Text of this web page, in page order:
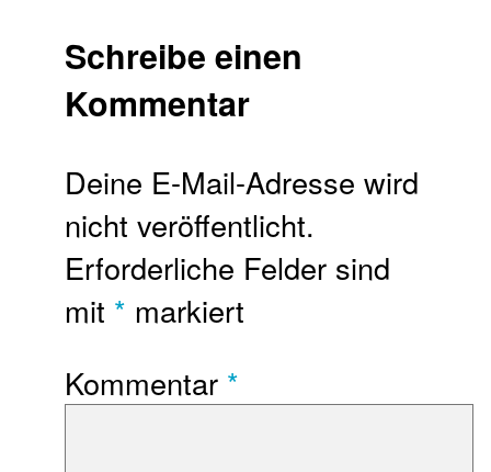
Schreibe einen
Kommentar
Deine E-Mail-Adresse wird
nicht veröffentlicht.
Erforderliche Felder sind
mit * markiert
Kommentar *